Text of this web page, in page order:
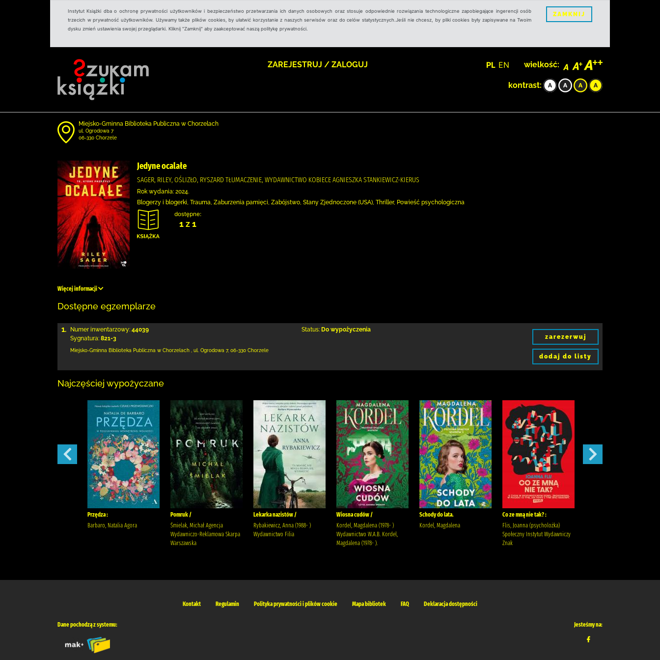
Instytut Książki dba o ochronę prywatności użytkowników i bezpieczeństwo przetwarzania ich danych osobowych oraz stosuje odpowiednie rozwiązania technologiczne zapobiegające ingerencji osób
trzecich w prywatność użytkowników. Używamy także plików cookies, by ułatwić korzystanie z naszych serwisów oraz do celów statystycznych.Jeśli nie chcesz, by pliki cookies były zapisywane na Twoim
dysku zmień ustawienia swojej przeglądarki. Kliknij "Zamknij" aby zaakceptować naszą politykę prywatności.
ZAMKNIJ
ZAREJESTRUJ / ZALOGUJ PL EN wielkość:
kontrast:
Miejsko-Gminna Biblioteka Publiczna w Chorzelach
ul. Ogrodowa 7
06-330 Chorzele
Jedyne ocalałe
SAGER, RILEY, OŚLIZŁO, RYSZARD TŁUMACZENIE, WYDAWNICTWO KOBIECE AGNIESZKA STANKIEWICZ-KIERUS
Rok wydania: 2024.
Blogerzy i blogerki, Trauma, Zaburzenia pamięci, Zabójstwo, Stany Zjednoczone (USA), Thriller, Powieść psychologiczna
dostępne:
1 z 1
Więcej informacji
Dostępne egzemplarze
1. Numer inwentarzowy: 44039
Sygnatura: 821-3
Status: Do wypożyczenia
Miejsko-Gminna Biblioteka Publiczna w Chorzelach ul. Ogrodowa 7, 06-330 Chorzele
zarezerwuj
dodaj do listy
Najczęściej wypożyczane
Przędza :
Barbaro, Natalia Agora
Pomruk /
Śmielak, Michał Agencja
Wydawniczo-Reklamowa Skarpa
Warszawska
Lekarka nazistów /
Rybakiewicz, Anna (1988- )
Wydawnictwo Filia
Wiosna cudów /
Kordel, Magdalena (1978- )
Wydawnictwo W.A.B. Kordel,
Magdalena (1978- ).
Schody do lata.
Kordel, Magdalena
Co ze mną nie tak? :
Flis, Joanna (psycholożka)
Społeczny Instytut Wydawniczy
Znak
Kontakt Regulamin Polityka prywatności i plików cookie Mapa bibliotek FAQ Deklaracja dostępności
Dane pochodzą z systemu: Jesteśmy na: